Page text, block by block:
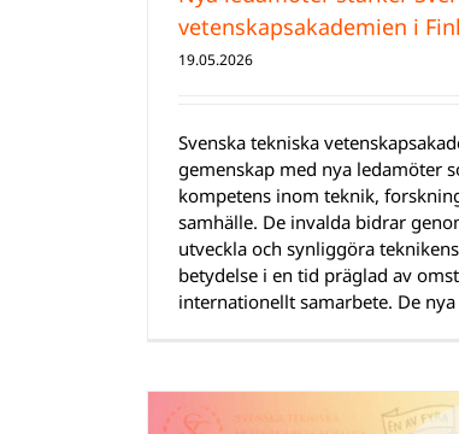
vetenskapsakademien i
19.05.2026
Svenska tekniska
gemenskap med nya ledamöter
kompetens inom teknik,
samhälle. De invalda bidrar
utveckla och synliggöra
betydelse i en tid präglad av
internationellt samarbete. De